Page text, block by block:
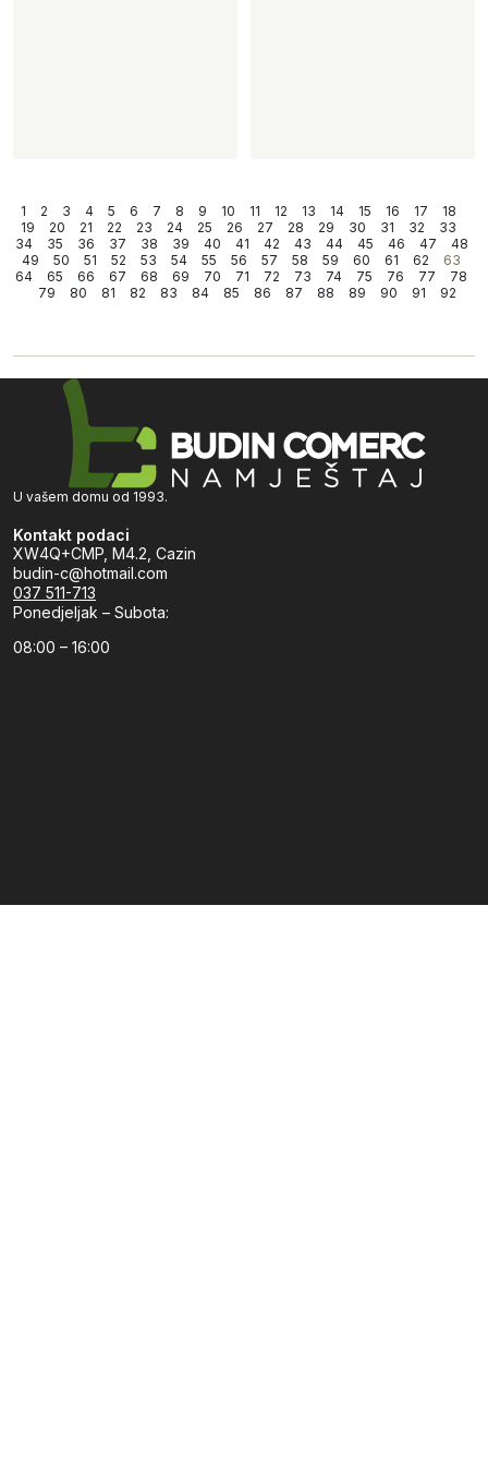
1 2 3 4 5 6 7 8 9 10 11 12 13 14 15 16 17
18
19
20 21 22 23 24 25 26 27 28 29 30 31 32
33
34
35 36 37 38 39 40 41 42 43 44 45 46 47
48
49
50 51 52 53 54 55 56 57 58 59 60 61 62
63
64
65 66 67 68 69 70 71 72 73 74 75 76 77
78
79
80 81 82 83 84 85 86 87 88 89 90 91 92
U vašem domu od 1993.
Kontakt podaci
XW4Q+CMP, M4.2, Cazin
budin-c@hotmail.com
037 511-713
Ponedjeljak – Subota:
08:00 – 16:00